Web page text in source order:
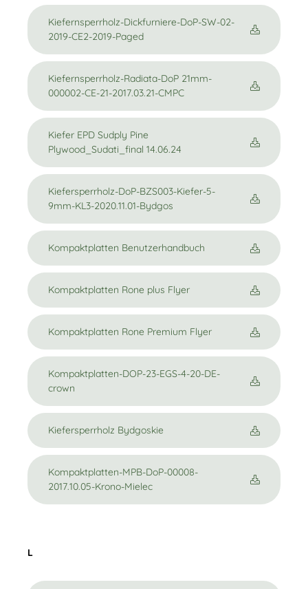
Kiefernsperrholz-Dickfurniere-DoP-SW-02-
2019-CE2-2019-Paged
Kiefernsperrholz-Radiata-DoP 21mm-
000002-CE-21-2017.03.21-CMPC
Kiefer EPD Sudply Pine
Plywood_Sudati_final 14.06.24
Kiefersperrholz-DoP-BZS003-Kiefer-5-
9mm-KL3-2020.11.01-Bydgos
Kompaktplatten Benutzerhandbuch
Kompaktplatten Rone plus Flyer
Kompaktplatten Rone Premium Flyer
Kompaktplatten-DOP-23-EGS-4-20-DE-
crown
Kiefersperrholz Bydgoskie
Kompaktplatten-MPB-DoP-00008-
2017.10.05-Krono-Mielec
L